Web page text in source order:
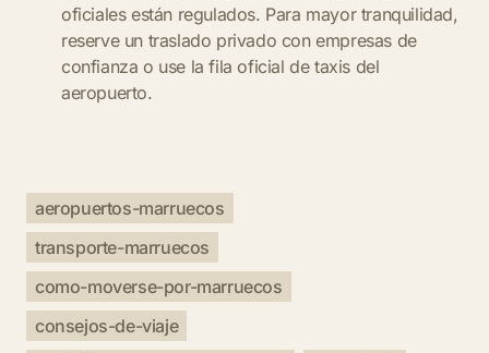
oficiales están regulados. Para mayor tranquilidad,
reserve un traslado privado con empresas de
confianza o use la fila oficial de taxis del
aeropuerto.
aeropuertos-marruecos
transporte-marruecos
como-moverse-por-marruecos
consejos-de-viaje